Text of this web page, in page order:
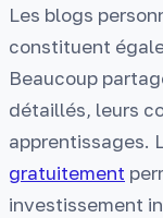
Les blogs
constituent
Beaucoup
détaillés, leurs
apprentissages.
gratuitement
investissement